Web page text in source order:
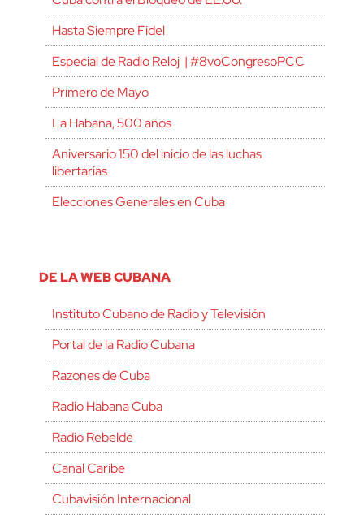
Hasta Siempre Fidel
Especial de Radio Reloj | #8voCongresoPCC
Primero de Mayo
La Habana, 500 años
Aniversario 150 del inicio de las luchas
libertarias
Elecciones Generales en Cuba
DE LA WEB CUBANA
Instituto Cubano de Radio y Televisión
Portal de la Radio Cubana
Razones de Cuba
Radio Habana Cuba
Radio Rebelde
Canal Caribe
Cubavisión Internacional